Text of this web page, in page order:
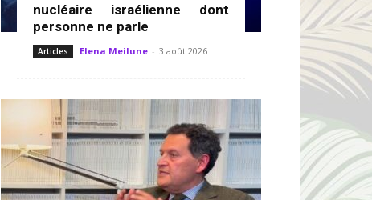
nucléaire israélienne dont
personne ne parle
Articles Elena Meilune - 3 août 2026